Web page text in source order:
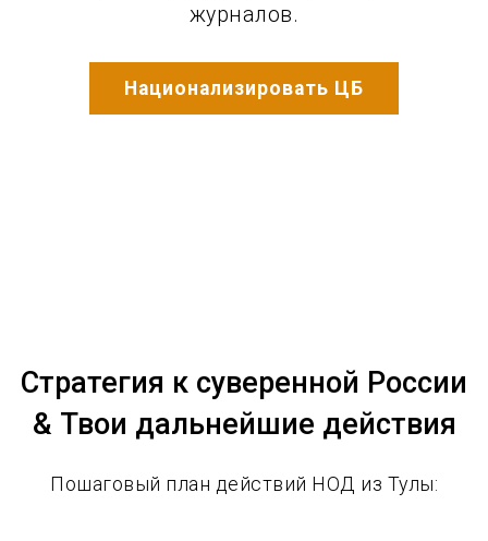
журналов.
Национализировать ЦБ
Стратегия к суверенной России
& Твои дальнейшие действия
Пошаговый план действий НОД из Тулы: